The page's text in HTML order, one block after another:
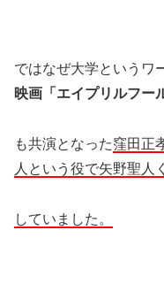
ではなぜ大学というワ
映画「エイプリルフー
も共演となった窪田正
人という役で矢野聖人
していました。